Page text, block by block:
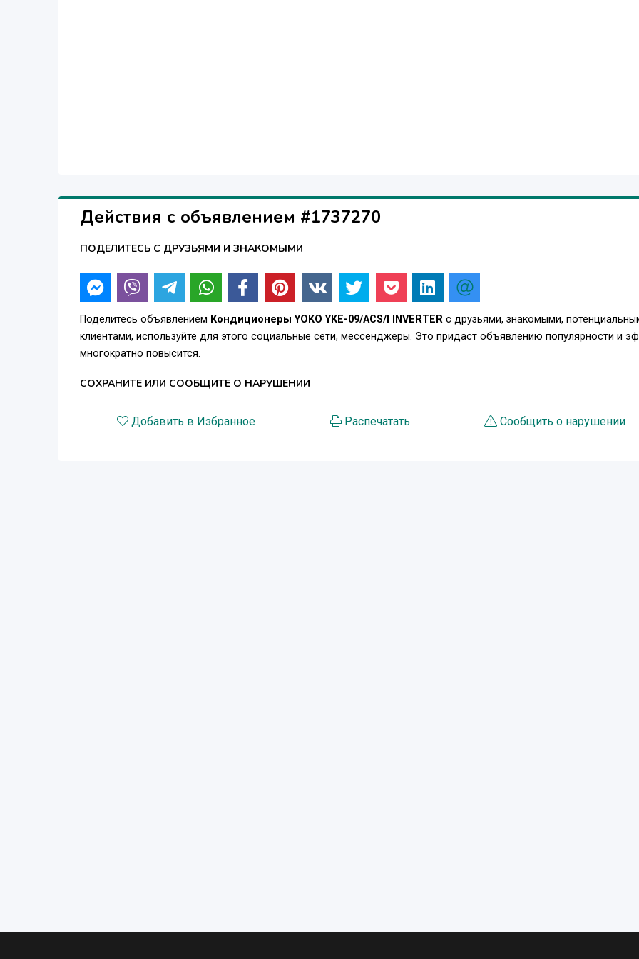
Действия с объявлением #1737270
ПОДЕЛИТЕСЬ С ДРУЗЬЯМИ И ЗНАКОМЫМИ
Поделитесь объявлением Кондиционеры YOKO YKE-09/ACS/I INVERTER с друзьями, знакомыми,
клиентами, используйте для этого социальные сети, мессенджеры. Это придаст объявлению популярности и
многократно повысится.
СОХРАНИТЕ ИЛИ СООБЩИТЕ О НАРУШЕНИИ
Добавить в Избранное Распечатать Сообщить о нарушении